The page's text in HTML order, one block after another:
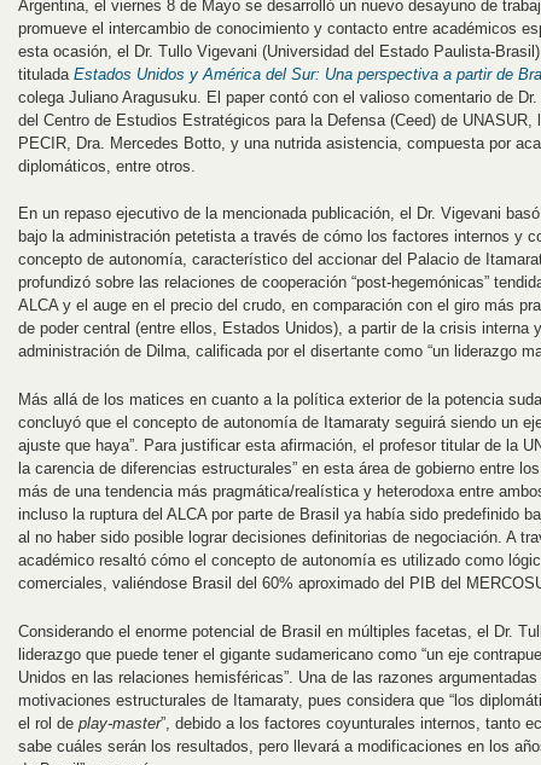
Argentina, el viernes 8 de Mayo se desarrolló un nuevo desayuno de
promueve el intercambio de conocimiento y contacto entre académicos
esta ocasión, el Dr. Tullo Vigevani (Universidad del Estado Paulista-
titulada Estados Unidos y América del Sur: Una perspectiva a partir de
colega Juliano Aragusuku. El paper contó con el valioso comentario de
del Centro de Estudios Estratégicos para la Defensa (Ceed) de UNASUR,
PECIR, Dra. Mercedes Botto, y una nutrida asistencia, compuesta por
diplomáticos, entre otros.
En un repaso ejecutivo de la mencionada publicación, el Dr. Vigevani
bajo la administración petetista a través de cómo los factores internos y
concepto de autonomía, característico del accionar del Palacio de
profundizó sobre las relaciones de cooperación “post-hegemónicas”
ALCA y el auge en el precio del crudo, en comparación con el giro más
de poder central (entre ellos, Estados Unidos), a partir de la crisis interna
administración de Dilma, calificada por el disertante como “un liderazgo
Más allá de los matices en cuanto a la política exterior de la potencia
concluyó que el concepto de autonomía de Itamaraty seguirá siendo un
ajuste que haya”. Para justificar esta afirmación, el profesor titular de la
la carencia de diferencias estructurales” en esta área de gobierno entre
más de una tendencia más pragmática/realística y heterodoxa entre
incluso la ruptura del ALCA por parte de Brasil ya había sido predefinido
al no haber sido posible lograr decisiones definitorias de negociación. A
académico resaltó cómo el concepto de autonomía es utilizado como
comerciales, valiéndose Brasil del 60% aproximado del PIB del
Considerando el enorme potencial de Brasil en múltiples facetas, el Dr.
liderazgo que puede tener el gigante sudamericano como “un eje
Unidos en las relaciones hemisféricas”. Una de las razones
motivaciones estructurales de Itamaraty, pues considera que “los
el rol de play-master”, debido a los factores coyunturales internos, tanto
sabe cuáles serán los resultados, pero llevará a modificaciones en los